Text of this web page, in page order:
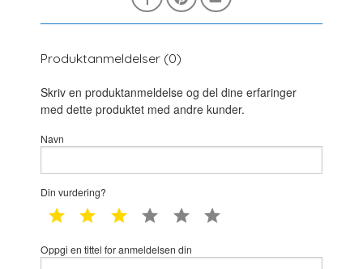
Produktanmeldelser (0)
Skriv en produktanmeldelse og del dine erfaringer
med dette produktet med andre kunder.
Navn
Din vurdering?
1 star 2 star 3 star 4 star 5 star
Oppgi en tittel for anmeldelsen din